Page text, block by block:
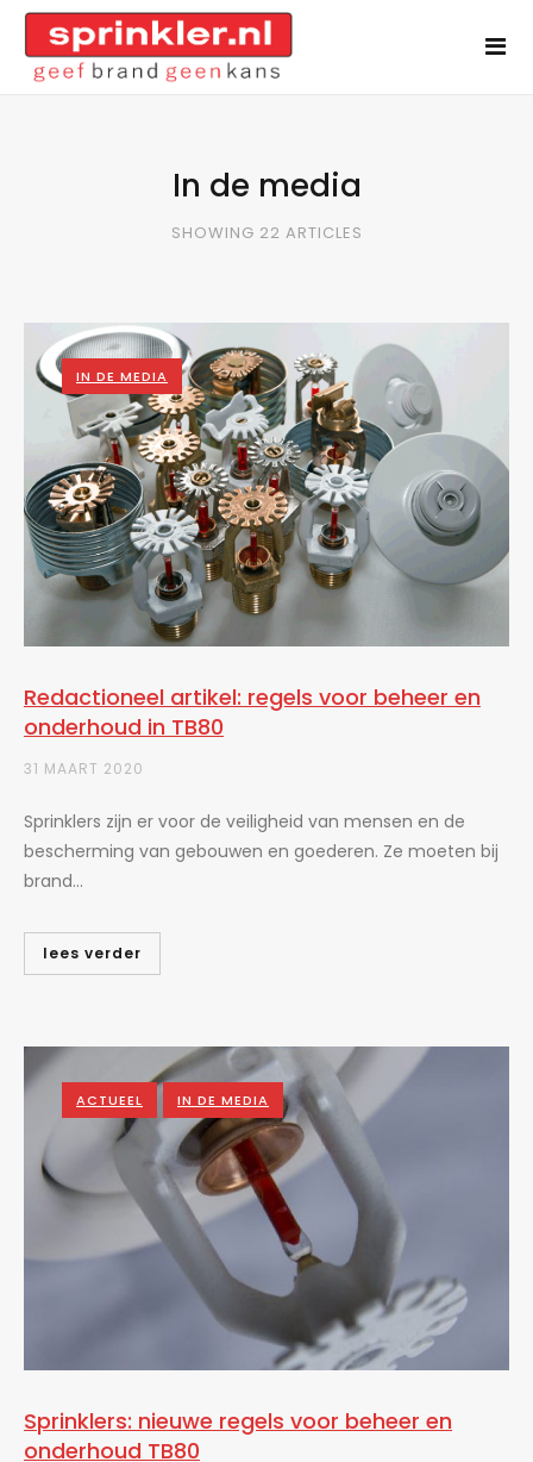
In de media
SHOWING 22 ARTICLES
IN DE MEDIA
Redactioneel artikel: regels voor beheer en
onderhoud in TB80
31 MAART 2020
Sprinklers zijn er voor de veiligheid van mensen en de
bescherming van gebouwen en goederen. Ze moeten bij
brand...
lees verder
ACTUEEL IN DE MEDIA
Sprinklers: nieuwe regels voor beheer en
onderhoud TB80